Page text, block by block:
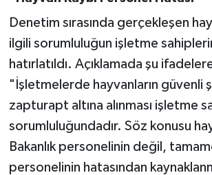
Denetim sırasında gerçekleşen
ilgili sorumluluğun işletme
hatırlatıldı. Açıklamada şu
"İşletmelerde hayvanların güvenli
zapturapt altına alınması işletme
sorumluluğundadır. Söz konusu
Bakanlık personelinin değil,
personelinin hatasından